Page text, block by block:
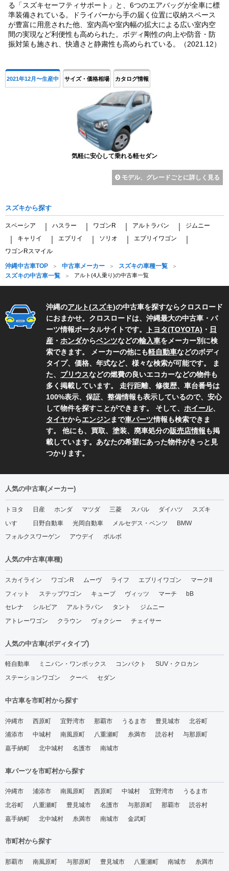
る「スズキセーフティサポート」と、6つのエアバッグが全車に標
準装備されている。ドライバーから手の届く位置に収納スペース
が豊富に用意された他、室内高や室内幅の拡大による広い室内空
間の実現など利便性も高められた。ボディ剛性の向上や防音・防
振対策も施され、快適さと静粛性も高められている。（2021.12）
2021年12月〜生産中 サイズ・価格相場 カタログ情報
気軽に安心して乗れる軽セダン
モデル、グレードごとに詳しく見る
スズキから探す
スペーシア ハスラー ワゴンR アルトラパン ジムニー
キャリイ エブリイ ソリオ エブリイワゴン
ワゴンRスマイル
沖縄中古車TOP 中古車メーカー
スズキの車種一覧
スズキの中古車一覧
アルト(4人乗り)の中古車一覧
沖縄のアルト(スズキ)の中古車を探すならクロスロード
におまかせ。クロスロードは、沖縄最大の中古車・パ
ーツ情報ポータルサイトです。
トヨタ(TOYOTA) ・ 日
産 ・ ホンダからベンツなどの輸入車をメーカー別に検
索できます。 メーカーの他にも軽自動車などのボディ
タイプ、価格、年式など、様々な検索が可能です。 ま
た、 プリウスなどの燃費の良いエコカーなどの物件も
多く掲載しています。 走行距離、修復歴、車台番号は
100%表示、保証、整備情報も表示しているので、安心
して物件を探すことができます。 そして、 ホイール、
タイヤからエンジンまで車パーツ情報も検索できま
す。 他にも、買取、塗装、廃車処分の販売店情報も掲
載しています。あなたの希望にあった物件がきっと見
つかります。
人気の中古車(メーカー)
トヨタ 日産 ホンダ マツダ 三菱 スバル ダイハツ
スズキ
いすゞ
日野自動車 光岡自動車 メルセデス・ベンツ
BMW
フォルクスワーゲン
アウデイ ボルボ
人気の中古車(車種)
スカイライン ワゴンR ムーヴ ライフ エブリイワゴン
マークII
フィット
ステップワゴン キューブ ヴィッツ マーチ
bB
セレナ
シルビア アルトラパン タント
ジムニー
アトレーワゴン
クラウン ヴォクシー チェイサー
人気の中古車(ボディタイプ)
軽自動車 ミニバン・ワンボックス コンパクト
SUV・クロカン
ステーションワゴン
クーペ セダン
中古車を市町村から探す
沖縄市 西原町 宜野湾市 那覇市 うるま市 豊見城市
北谷町
浦添市
中城村 南風原町 八重瀬町 糸満市 読谷村
与那原町
嘉手納町
北中城村 名護市 南城市
車パーツを市町村から探す
沖縄市 浦添市 南風原町 西原町 中城村 宜野湾市
うるま市
北谷町
八重瀬町 豊見城市 名護市 与那原町 那覇市
読谷村
嘉手納町
北中城村 糸満市 南城市 金武町
市町村から探す
那覇市 南風原町 与那原町 豊見城市 八重瀬町 南城市
糸満市